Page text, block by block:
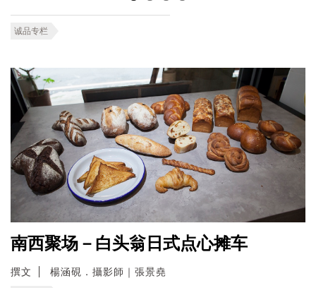
诚品专栏
南西聚场－白头翁日式点心摊车
撰文 楊涵硯．攝影師｜張景堯